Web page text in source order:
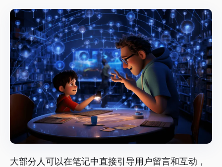
大部分人可以在笔记中直接引导用户留言和互动，